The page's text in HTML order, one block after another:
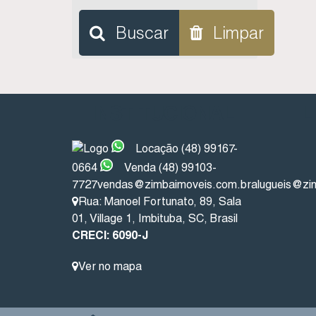
Buscar Limpar
Locação (48) 99167-
0664
Venda (48) 99103-
7727vendas@zimbaimoveis.com.br
Rua: Manoel Fortunato, 89, Sala
01 , Village 1 , Imbituba, SC, Brasil
CRECI: 6090-J
Ver no mapa